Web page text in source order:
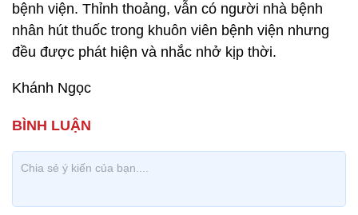
bệnh viện. Thỉnh thoảng, vẫn có người nhà bệnh
nhân hút thuốc trong khuôn viên bệnh viện nhưng
đều được phát hiện và nhắc nhở kịp thời.
Khánh Ngọc